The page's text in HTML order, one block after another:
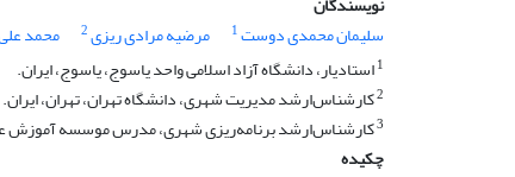
سلیمان محمدی دوست1 مرضیه مرادی ریزی2 محمد
1استادیار، دانشگاه آزاد اسلامی واحد یاسوج، یاسوج، ایران.
2کارشناس‌ارشد مدیریت شهری، دانشگاه تهران، تهران، ایران.
3کارشناس‌ارشد برنامه‌ریزی شهری، مدرس موسسه آموزش عالی
چکیده